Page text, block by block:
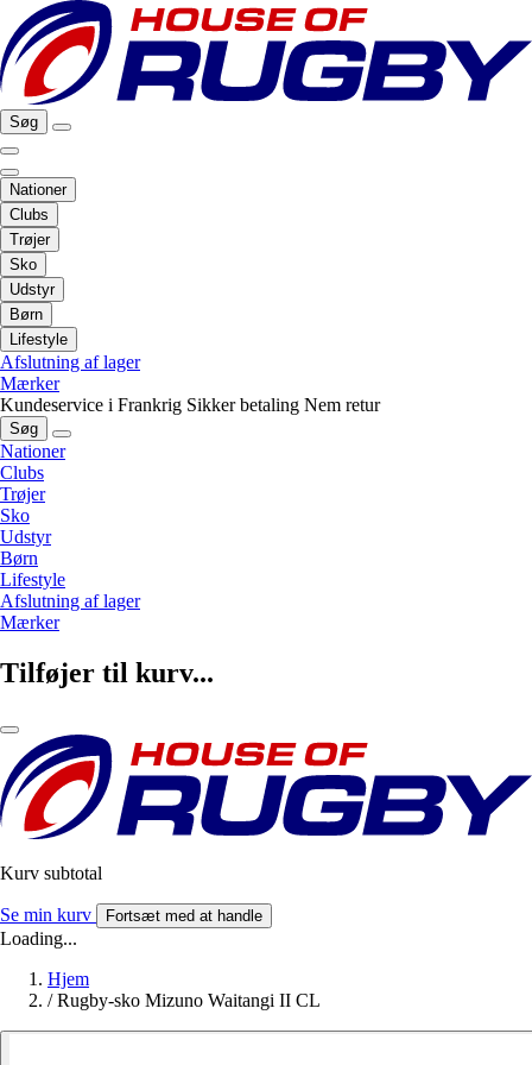
Søg
Nationer
Clubs
Trøjer
Sko
Udstyr
Børn
Lifestyle
Afslutning af lager
Mærker
Kundeservice i Frankrig Sikker betaling Nem retur
Søg
Nationer
Clubs
Trøjer
Sko
Udstyr
Børn
Lifestyle
Afslutning af lager
Mærker
Tilføjer til kurv...
Kurv subtotal
Se min kurv Fortsæt med at handle
Loading...
Hjem
/ Rugby-sko Mizuno Waitangi II CL